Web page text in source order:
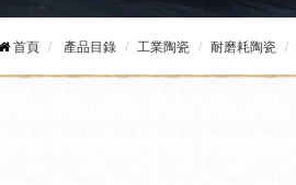
首頁 產品目錄 工業陶瓷 耐磨耗陶瓷